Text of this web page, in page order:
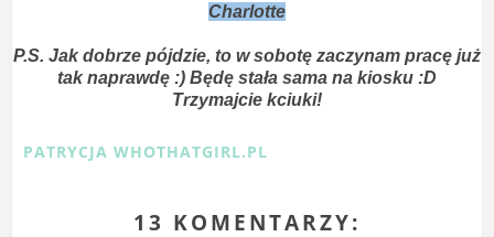
Charlotte
P.S. Jak dobrze pójdzie, to w sobotę zaczynam pracę już
tak naprawdę :) Będę stała sama na kiosku :D
Trzymajcie kciuki!
PATRYCJA WHOTHATGIRL.PL
13 KOMENTARZY: